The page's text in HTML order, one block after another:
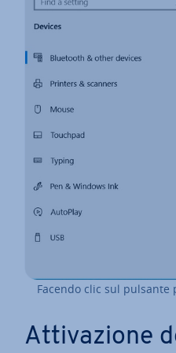
Facendo clic sul
At­ti­va­zio­ne